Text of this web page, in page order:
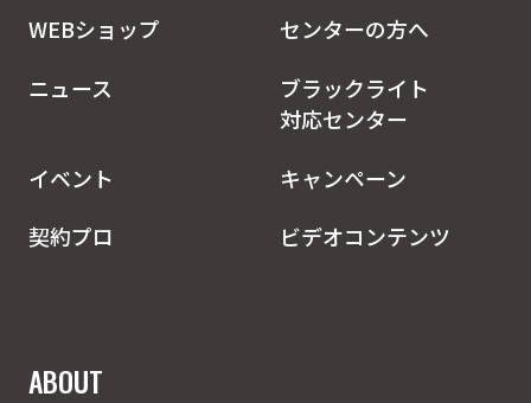
WEBショップ
センターの方へ
ニュース
ブラックライト
対応センター
イベント
キャンペーン
契約プロ
ビデオコンテンツ
ABOUT